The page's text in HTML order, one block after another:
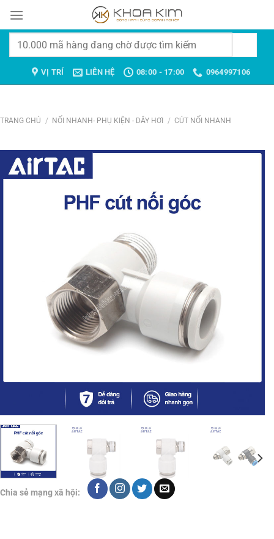
đến
Tìm
VỊ TRÍ LIÊN HỆ 08:00 - 17:00 0964997106
TRANG CHỦ / NỐI NHANH- PHỤ KIỆN - DÂY HƠI / CÚT NỐI NHANH
Chia sẻ mạng xã hội: